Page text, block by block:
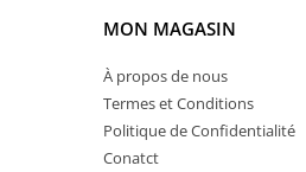
MON MAGASIN
À propos de nous
Termes et Conditions
Politique de Confidentialité
Conatct